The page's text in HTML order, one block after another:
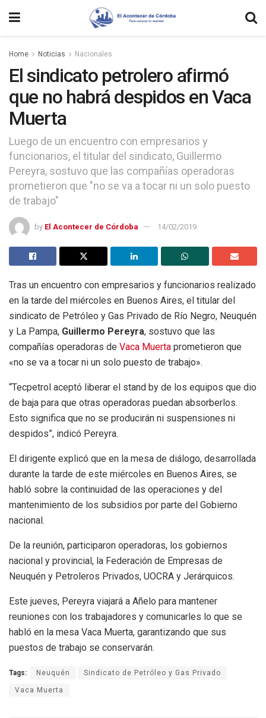
Home Noticias Nacionales
El sindicato petrolero afirmó
que no habrá despidos en Vaca
Muerta
Luego de un encuentro con empresarios y
funcionarios, el titular del sindicato, Guillermo
Pereyra, sostuvo que las compañías operadoras
prometieron que "no se va a tocar ni un solo puesto
de trabajo"
by El Acontecer de Córdoba 14/02/2019
Tras un encuentro con empresarios y funcionarios realizado
en la tarde del miércoles en Buenos Aires, el titular del
sindicato de Petróleo y Gas Privado de Río Negro, Neuquén
y La Pampa, Guillermo Pereyra, sostuvo que las
compañías operadoras de Vaca Muerta prometieron que
«no se va a tocar ni un solo puesto de trabajo».
“Tecpetrol aceptó liberar el stand by de los equipos que dio
de baja para que otras operadoras puedan absorberlos.
Esto significa que no se producirán ni suspensiones ni
despidos”, indicó Pereyra.
El dirigente explicó que en la mesa de diálogo, desarrollada
durante la tarde de este miércoles en Buenos Aires, se
habló sobre la continuidad de las operaciones y del
mantenimiento de los subsidios por parte del Gobierno
nacional.
De la reunión, participaron operadoras, los gobiernos
nacional y provincial, la Federación de Empresas de
Neuquén y Petroleros Privados, UOCRA y Jerárquicos.
Este jueves, Pereyra viajará a Añelo para mantener
reuniones con los trabajadores y comunicarles lo que se
habló en la mesa Vaca Muerta, garantizando que sus
puestos de trabajo se conservarán.
Tags: Neuquén Sindicato de Petróleo y Gas Privado
Vaca Muerta